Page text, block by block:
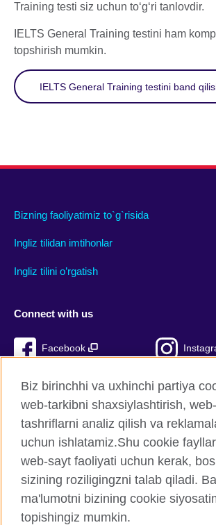
Training testi siz uchun to‘g‘ri tanlovdir.
IELTS General Training testini ham
topshirish mumkin.
IELTS General Training testini band
Bizning faoliyatimiz to`g`risida
Ingliz tilidan imtihonlar
Ingliz tilini o’rgatish
Connect with us
Facebook
British Council Global
Xavfsizlik va foydalanish shartlari
Cookie fayllari
Biz birinchhi va uxhinchi partiya
web-tarkibni shaxsiylashtirish,
tashriflarni analiz qilish va
uchun ishlatamiz.Shu cookie
web-sayt faoliyati uchun kerak,
sizining roziligingzni talab qiladi.
ma'lumotni bizining cookie
topishingiz mumkin.